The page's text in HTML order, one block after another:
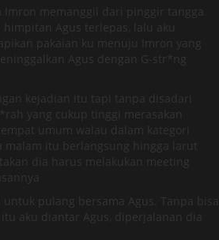
memanggil dari pinggir tangga
Agus terlepas, lalu aku
pakaian ku menuju Imron yang
Agus dengan G-str*ng
kejadian itu tapi tanpa disadari
yang cukup tinggi merasakan
umum walau dalam kategori
malam itu berlangsung hingga larut
dia harus melakukan meeting
pulang bersama Agus. Tanpa bisa
aku diantar Agus, diperjalanan dia